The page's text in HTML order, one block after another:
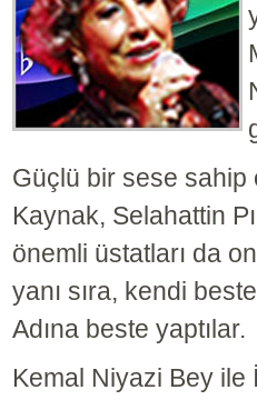
Güçlü bir sese sahip
Kaynak, Selahattin
önemli üstatları da
yanı sıra, kendi
Adına beste yaptılar.
Kemal Niyazi Bey ile